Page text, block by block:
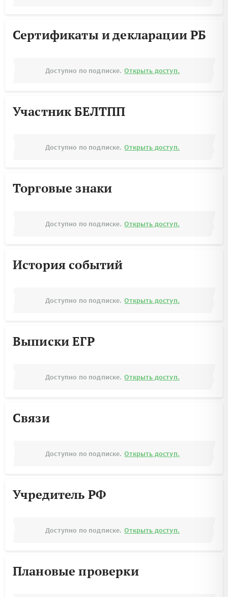
Сертификаты и декларации РБ
Доступно по подписке. Открыть доступ.
Участник БЕЛТПП
Доступно по подписке. Открыть доступ.
Торговые знаки
Доступно по подписке. Открыть доступ.
История событий
Доступно по подписке. Открыть доступ.
Выписки ЕГР
Доступно по подписке. Открыть доступ.
Связи
Доступно по подписке. Открыть доступ.
Учредитель РФ
Доступно по подписке. Открыть доступ.
Плановые проверки